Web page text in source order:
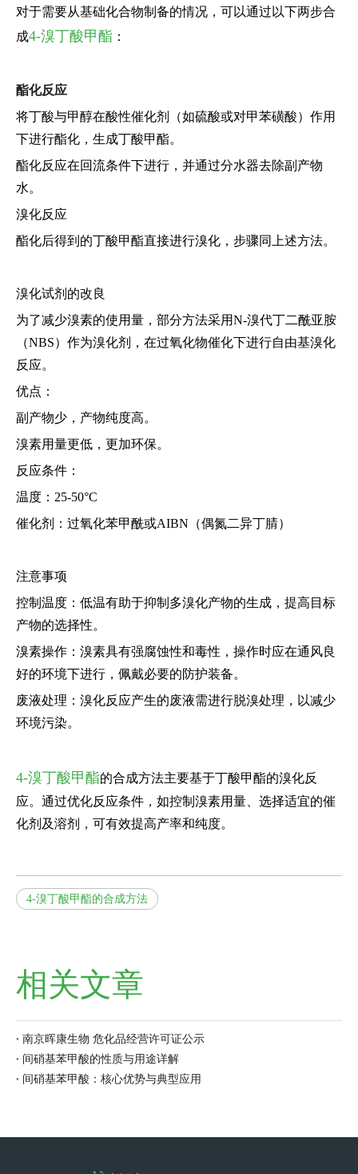
对于需要从基础化合物制备的情况，可以通过以下两步合
成4-溴丁酸甲酯 ：
酯化反应
将丁酸与甲醇在酸性催化剂（如硫酸或对甲苯磺酸）作用
下进行酯化，生成丁酸甲酯。
酯化反应在回流条件下进行，并通过分水器去除副产物
水。
溴化反应
酯化后得到的丁酸甲酯直接进行溴化，步骤同上述方法。
溴化试剂的改良
为了减少溴素的使用量，部分方法采用N-溴代丁二酰亚胺
（NBS）作为溴化剂，在过氧化物催化下进行自由基溴化
反应。
优点：
副产物少，产物纯度高。
溴素用量更低，更加环保。
反应条件：
温度：25-50°C
催化剂：过氧化苯甲酰或AIBN（偶氮二异丁腈）
注意事项
控制温度：低温有助于抑制多溴化产物的生成，提高目标
产物的选择性。
溴素操作：溴素具有强腐蚀性和毒性，操作时应在通风良
好的环境下进行，佩戴必要的防护装备。
废液处理：溴化反应产生的废液需进行脱溴处理，以减少
环境污染。
4-溴丁酸甲酯的合成方法主要基于丁酸甲酯的溴化反
应。通过优化反应条件，如控制溴素用量、选择适宜的催
化剂及溶剂，可有效提高产率和纯度。
4-溴丁酸甲酯的合成方法
相关文章
南京晖康生物 危化品经营许可证公示
间硝基苯甲酸的性质与用途详解
间硝基苯甲酸：核心优势与典型应用